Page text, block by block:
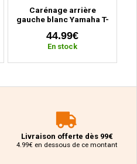
Carénage arrière
gauche blanc Yamaha T-
44.99€
En stock
Livraison offerte dès 99€
4.99€ en dessous de ce montant